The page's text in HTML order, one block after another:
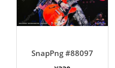
SnapPng #88097